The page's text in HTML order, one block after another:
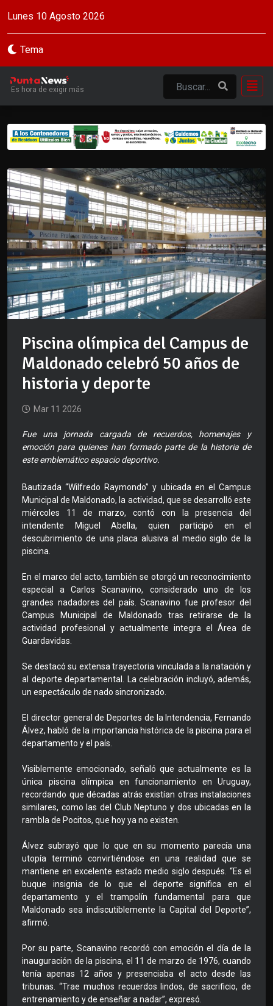
Lunes 10 Agosto 2026
Tema
Es hora de exigir más
Piscina olímpica del Campus de
Maldonado celebró 50 años de
historia y deporte
Mar 11 2026
Fue una jornada cargada de recuerdos, homenajes y
emoción para quienes han formado parte de la historia de
este emblemático espacio deportivo.
Bautizada “Wilfredo Raymondo” y ubicada en el Campus
Municipal de Maldonado, la actividad, que se desarrolló este
miércoles 11 de marzo, contó con la presencia del
intendente Miguel Abella, quien participó en el
descubrimiento de una placa alusiva al medio siglo de la
piscina.
En el marco del acto, también se otorgó un reconocimiento
especial a Carlos Scanavino, considerado uno de los
grandes nadadores del país. Scanavino fue profesor del
Campus Municipal de Maldonado tras retirarse de la
actividad profesional y actualmente integra el Área de
Guardavidas.
Se destacó su extensa trayectoria vinculada a la natación y
al deporte departamental. La celebración incluyó, además,
un espectáculo de nado sincronizado.
El director general de Deportes de la Intendencia, Fernando
Álvez, habló de la importancia histórica de la piscina para el
departamento y el país.
Visiblemente emocionado, señaló que actualmente es la
única piscina olímpica en funcionamiento en Uruguay,
recordando que décadas atrás existían otras instalaciones
similares, como las del Club Neptuno y dos ubicadas en la
rambla de Pocitos, que hoy ya no existen.
Álvez subrayó que lo que en su momento parecía una
utopía terminó convirtiéndose en una realidad que se
mantiene en excelente estado medio siglo después. “Es el
buque insignia de lo que el deporte significa en el
departamento y el trampolín fundamental para que
Maldonado sea indiscutiblemente la Capital del Deporte”,
afirmó.
Por su parte, Scanavino recordó con emoción el día de la
inauguración de la piscina, el 11 de marzo de 1976, cuando
tenía apenas 12 años y presenciaba el acto desde las
tribunas. “Trae muchos recuerdos lindos, de sacrificio, de
entrenamiento y de enseñar a nadar”, expresó.